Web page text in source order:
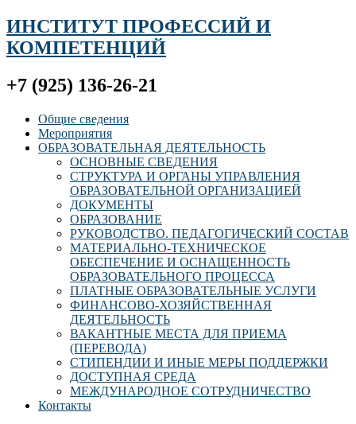
ИНСТИТУТ ПРОФЕССИЙ И
КОМПЕТЕНЦИЙ
+7 (925) 136-26-21
Общие сведения
Мероприятия
ОБРАЗОВАТЕЛЬНАЯ ДЕЯТЕЛЬНОСТЬ
ОСНОВНЫЕ СВЕДЕНИЯ
СТРУКТУРА И ОРГАНЫ УПРАВЛЕНИЯ
ОБРАЗОВАТЕЛЬНОЙ ОРГАНИЗАЦИЕЙ
ДОКУМЕНТЫ
ОБРАЗОВАНИЕ
РУКОВОДСТВО. ПЕДАГОГИЧЕСКИЙ СОСТАВ
МАТЕРИАЛЬНО-ТЕХНИЧЕСКОЕ
ОБЕСПЕЧЕНИЕ И ОСНАЩЕННОСТЬ
ОБРАЗОВАТЕЛЬНОГО ПРОЦЕССА
ПЛАТНЫЕ ОБРАЗОВАТЕЛЬНЫЕ УСЛУГИ
ФИНАНСОВО-ХОЗЯЙСТВЕННАЯ
ДЕЯТЕЛЬНОСТЬ
ВАКАНТНЫЕ МЕСТА ДЛЯ ПРИЕМА
(ПЕРЕВОДА)
СТИПЕНДИИ И ИНЫЕ МЕРЫ ПОДДЕРЖКИ
ДОСТУПНАЯ СРЕДА
МЕЖДУНАРОДНОЕ СОТРУДНИЧЕСТВО
Контакты